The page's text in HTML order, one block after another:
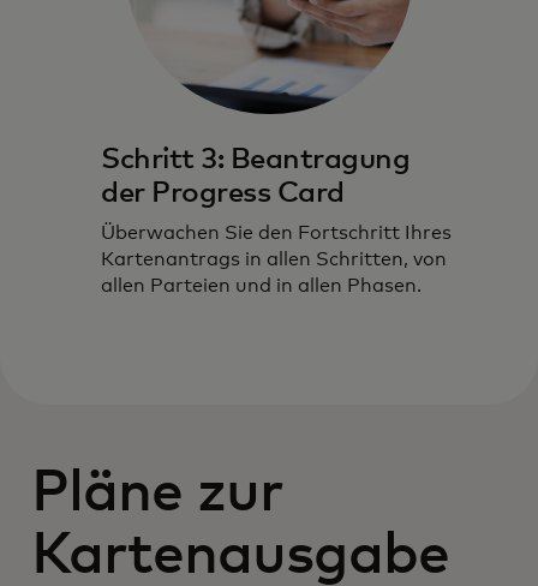
Schritt 3: Beantragung
der Progress Card
Überwachen Sie den Fortschritt Ihres
Kartenantrags in allen Schritten, von
allen Parteien und in allen Phasen.
Pläne zur
Kartenausgabe